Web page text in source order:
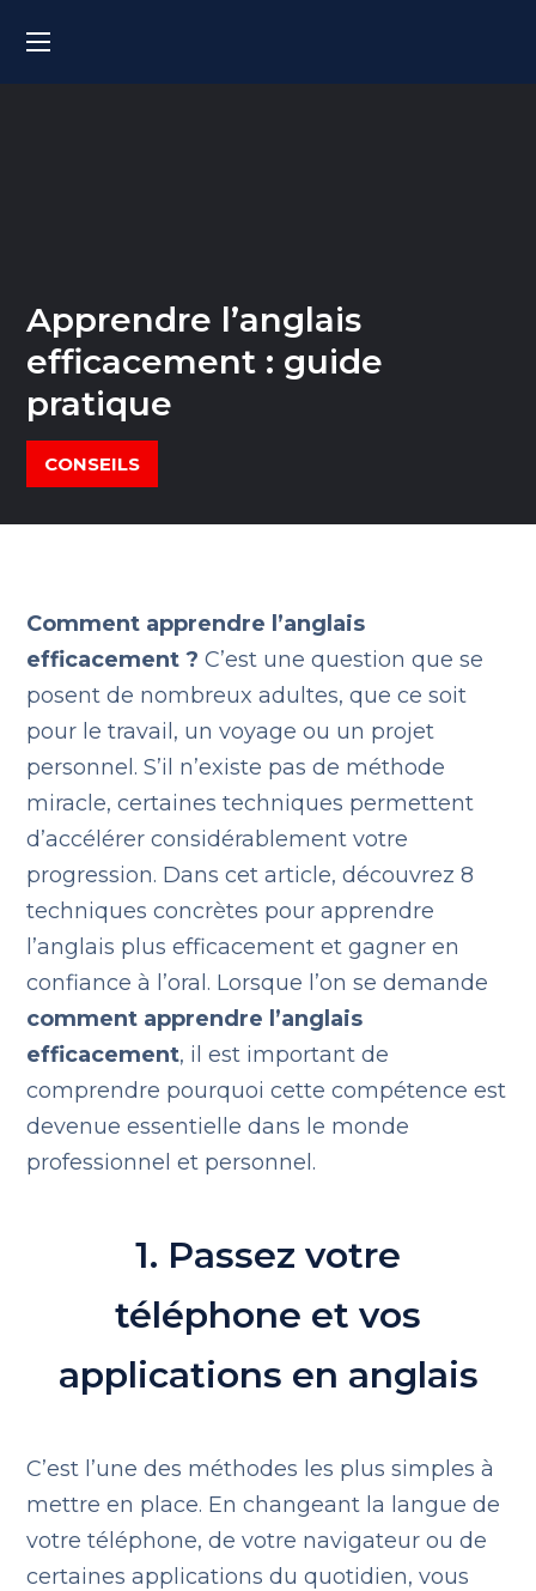
Apprendre l’anglais
efficacement : guide
pratique
CONSEILS
Comment apprendre l’anglais
efficacement ? C’est une question que se
posent de nombreux adultes, que ce soit
pour le travail, un voyage ou un projet
personnel. S’il n’existe pas de méthode
miracle, certaines techniques permettent
d’accélérer considérablement votre
progression. Dans cet article, découvrez 8
techniques concrètes pour apprendre
l’anglais plus efficacement et gagner en
confiance à l’oral. Lorsque l’on se demande
comment apprendre l’anglais
efficacement, il est important de
comprendre pourquoi cette compétence est
devenue essentielle dans le monde
professionnel et personnel.
1. Passez votre
téléphone et vos
applications en anglais
C’est l’une des méthodes les plus simples à
mettre en place. En changeant la langue de
votre téléphone, de votre navigateur ou de
certaines applications du quotidien, vous